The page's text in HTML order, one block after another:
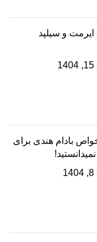
ایرمت و سیلپد
بادام هندی برای